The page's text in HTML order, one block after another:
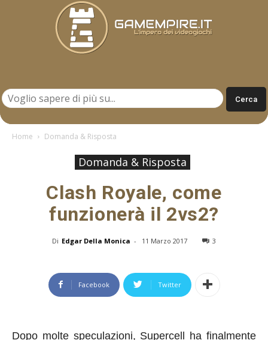
Home Domanda & Risposta
Domanda & Risposta
Clash Royale, come
funzionerà il 2vs2?
Di Edgar Della Monica - 11 Marzo 2017 3
Facebook Twitter
Dopo molte speculazioni, Supercell ha finalmente